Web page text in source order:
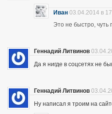
Иван 03.04.2014 в
Это не быстро, чуть
Геннадий Литвинов
Да я нигде в соцсетях не
Геннадий Литвинов
Ну написал я троим на